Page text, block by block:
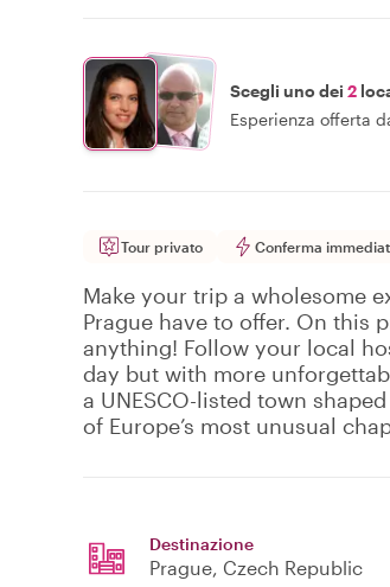
Scegli uno dei 2
Esperienza offerta
Tour privato Conferma
Make your trip a wholesome
Prague have to offer. On this
anything! Follow your local
day but with more
a UNESCO-listed town
of Europe’s most unusual
Destinazione
Prague, Czech Republic